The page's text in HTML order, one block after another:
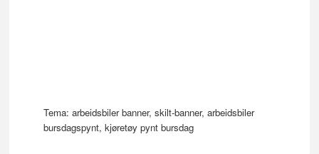
Tema: arbeidsbiler banner, skilt-banner, arbeidsbiler
bursdagspynt, kjøretøy pynt bursdag